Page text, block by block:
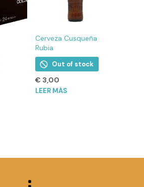
Cerveza Cusqueña
Rubia
Out of stock
€ 3,00
LEER MÁS